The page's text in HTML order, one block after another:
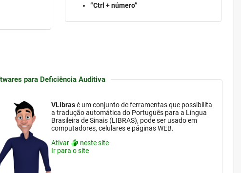
“Ctrl + número”
para Deficiência Auditiva
VLibrasé um conjunto de ferramentas que possibilita
a tradução automática do Português para a Língua
Brasileira de Sinais (LIBRAS), pode ser usado em
computadores, celulares e páginas WEB.
Ativar
neste site
Ir para o site